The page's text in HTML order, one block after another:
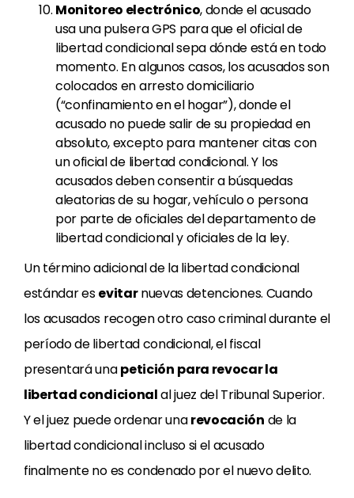
Monitoreo electrónico, donde el acusado
usa una pulsera GPS para que el oficial de
libertad condicional sepa dónde está en todo
momento. En algunos casos, los acusadosson
colocados en arresto domiciliario
(“confinamiento en el hogar”), donde el
acusado no puede salir de su propiedad en
absoluto, excepto para mantener citas con
un oficial de libertad condicional. Y los
acusadosdeben consentir a búsquedas
aleatorias de su hogar, vehículo o persona
por parte de oficiales del departamento de
libertad condicional y oficiales de la ley.
Un término adicional de la libertad condicional
estándar esevitarnuevas detenciones. Cuando
los acusados recogen otro caso criminal durante el
período de libertad condicional, el fiscal
presentará unapetición para revocar la
libertad condicionalal juez del Tribunal Superior.
Y el juez puede ordenar unarevocación de la
libertad condicional incluso si el acusado
finalmente no es condenado por el nuevo delito.